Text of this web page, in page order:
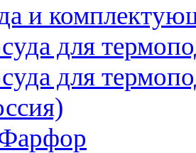
и
для
для